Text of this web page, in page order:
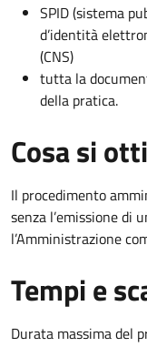
SPID (sistema
d’identità
(CNS)
tutta la
della pratica.
Cosa si
Il procedimento
senza l’emissione di
l’Amministrazione
Tempi e
Durata massima del